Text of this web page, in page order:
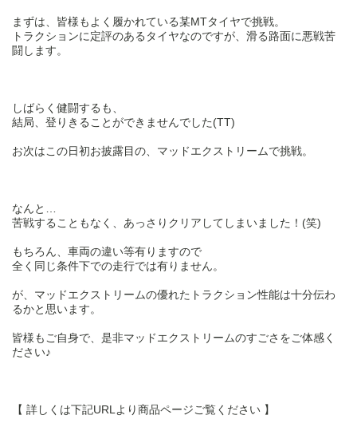
まずは、皆様もよく履かれている某MTタイヤで挑戦。
トラクションに定評のあるタイヤなのですが、滑る路面に悪戦苦
闘します。
しばらく健闘するも、
結局、登りきることができませんでした(TT)
お次はこの日初お披露目の、マッドエクストリームで挑戦。
なんと…
苦戦することもなく、あっさりクリアしてしまいました！(笑)
もちろん、車両の違い等有りますので
全く同じ条件下での走行では有りません。
が、マッドエクストリームの優れたトラクション性能は十分伝わ
るかと思います。
皆様もご自身で、是非マッドエクストリームのすごさをご体感く
ださい♪
【 詳しくは下記URLより商品ページご覧ください 】